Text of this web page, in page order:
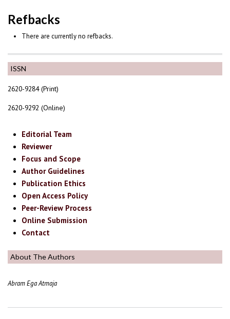
ISSN
2620-9284 (Print)
2620-9292 (Online)
Editorial Team
Reviewer
Focus and Scope
Author Guidelines
Publication Ethics
Open Access Policy
Peer-Review Process
Online Submission
Contact
About The Authors
Abram Ega Atmaja
Refbacks
There are currently no refbacks.